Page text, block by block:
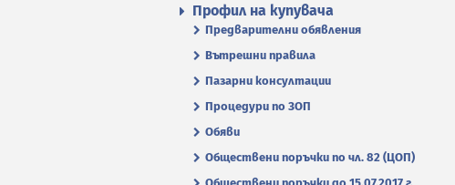
Профил на купувача
Предварителни обявления
Вътрешни правила
Пазарни консултации
Процедури по ЗОП
Обяви
Обществени поръчки по чл. 82 (ЦОП)
Обществени поръчки до 15.07.2017 г.